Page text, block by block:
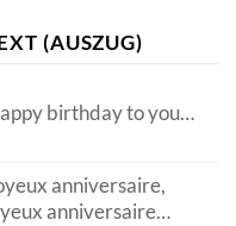
(AUSZUG)
birthday to you…
anniversaire,
anniversaire…